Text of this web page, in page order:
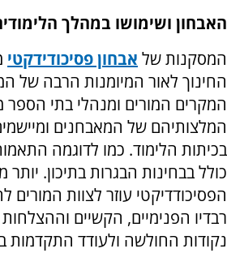
האבחון ושימושו במהלך
המסקנות של אבחון פסיכודידקטי
החינוך לאור המיומנות הרבה של
המקרים המורים ומנהלי בתי
המלצותיהם של המאבחנים
בכיתות הלימוד. כמו לדוגמה
כולל בבחינות הבגרות בתיכון. יותר
הפסיכודדיקטי עוזר לצוות
רבדיו הפנימיים, הקשיים
נקודות החולשה ולעודד התקדמות